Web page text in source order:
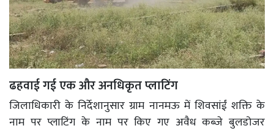
ढहवाई गई एक और अनधिकृत प्लाटिंग
जिलाधिकारी के निर्देशानुसार ग्राम नानमऊ में शिवसांईं शक्ति के
नाम पर प्लाटिंग के नाम पर किए गए अवैध कब्जे बुलडोजर